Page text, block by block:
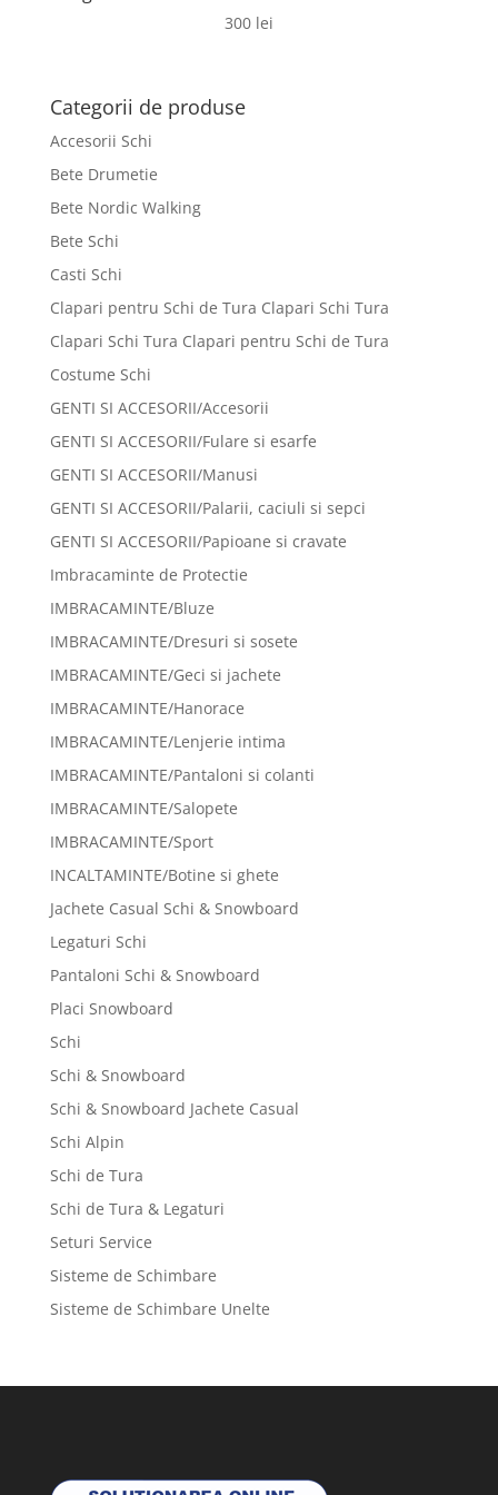
300 lei
Categorii de produse
Accesorii Schi
Bete Drumetie
Bete Nordic Walking
Bete Schi
Casti Schi
Clapari pentru Schi de Tura Clapari Schi Tura
Clapari Schi Tura Clapari pentru Schi de Tura
Costume Schi
GENTI SI ACCESORII/Accesorii
GENTI SI ACCESORII/Fulare si esarfe
GENTI SI ACCESORII/Manusi
GENTI SI ACCESORII/Palarii, caciuli si sepci
GENTI SI ACCESORII/Papioane si cravate
Imbracaminte de Protectie
IMBRACAMINTE/Bluze
IMBRACAMINTE/Dresuri si sosete
IMBRACAMINTE/Geci si jachete
IMBRACAMINTE/Hanorace
IMBRACAMINTE/Lenjerie intima
IMBRACAMINTE/Pantaloni si colanti
IMBRACAMINTE/Salopete
IMBRACAMINTE/Sport
INCALTAMINTE/Botine si ghete
Jachete Casual Schi & Snowboard
Legaturi Schi
Pantaloni Schi & Snowboard
Placi Snowboard
Schi
Schi & Snowboard
Schi & Snowboard Jachete Casual
Schi Alpin
Schi de Tura
Schi de Tura & Legaturi
Seturi Service
Sisteme de Schimbare
Sisteme de Schimbare Unelte